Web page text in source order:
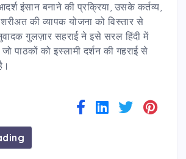
इंसान बनाने की प्रक्रिया, उसके कर्तव्य,
की व्यापक योजना को विस्तार से
गुलज़ार सहराई ने इसे सरल हिंदी में
पाठकों को इस्लामी दर्शन की गहराई से